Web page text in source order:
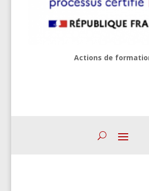
Actions de